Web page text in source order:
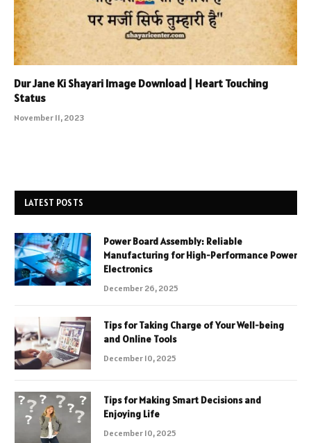
Dur Jane Ki Shayari Image Download | Heart Touching
Status
November 11, 2023
LATEST POSTS
Power Board Assembly: Reliable
Manufacturing for High-Performance Power
Electronics
December 26, 2025
Tips for Taking Charge of Your Well-being
and Online Tools
December 10, 2025
Tips for Making Smart Decisions and
Enjoying Life
December 10, 2025